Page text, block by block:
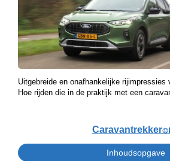
Uitgebreide en onafhankelijke rijimpressies
Hoe rijden die in de praktijk met een
Caravantrekker🙂